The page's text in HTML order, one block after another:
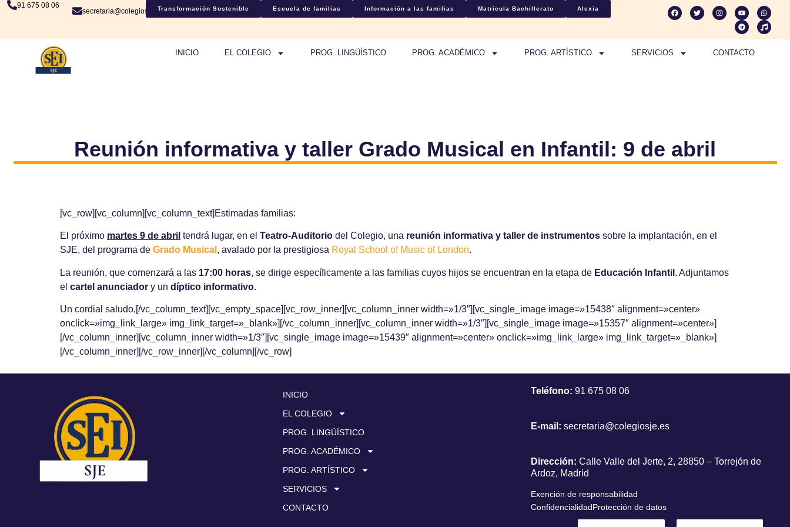
91 675 08 06
secretaria@colegiosje.esTransformación Sostenible Escuela de familias Información a las familias Matrícula Bachillerato Alexia
INICIO EL COLEGIO PROG. LINGÜÍSTICO PROG. ACADÉMICO PROG. ARTÍSTICO SERVICIOS CONTACTO
Reunión informativa y taller Grado Musical en Infantil: 9 de abril
[vc_row][vc_column][vc_column_text]Estimadas familias:
El próximo martes 9 de abril tendrá lugar, en el Teatro-Auditorio del Colegio, una reunión informativa y taller de instrumentos sobre la implantación, en el
SJE, del programa de Grado Musical , avalado por la prestigiosa Royal School of Music of London.
La reunión, que comenzará a las 17:00 horas, se dirige específicamente a las familias cuyos hijos se encuentran en la etapa de Educación Infantil . Adjuntamos
el cartel anunciador y un díptico informativo.
Un cordial saludo,[/vc_column_text][vc_empty_space][vc_row_inner][vc_column_inner width=»1/3″][vc_single_image image=»15438″ alignment=»center»
onclick=»img_link_large» img_link_target=»_blank»][/vc_column_inner][vc_column_inner width=»1/3″][vc_single_image image=»15357″ alignment=»center»]
[/vc_column_inner][vc_column_inner width=»1/3″][vc_single_image image=»15439″ alignment=»center» onclick=»img_link_large» img_link_target=»_blank»]
[/vc_column_inner][/vc_row_inner][/vc_column][/vc_row]
INICIO
EL COLEGIO
PROG. LINGÜÍSTICO
PROG. ACADÉMICO
PROG. ARTÍSTICO
SERVICIOS
CONTACTO
Teléfono: 91 675 08 06
E-mail: secretaria@colegiosje.es
Dirección: Calle Valle del Jerte, 2, 28850 – Torrejón de
Ardoz, Madrid
Exención de responsabilidad
ConfidencialidadProtección de datos